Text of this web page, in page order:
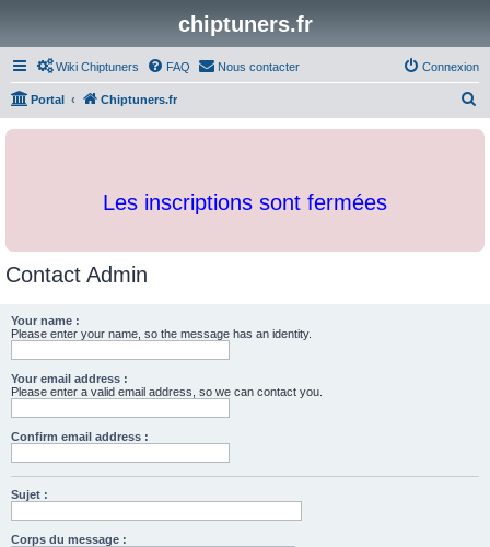
chiptuners.fr
Wiki Chiptuners FAQ Nous contacter Connexion
Portal Chiptuners.fr
c
Les inscriptions sont fermées
Contact Admin
Your name :
Please enter your name, so the message has an identity.
Your email address :
Please enter a valid email address, so we can contact you.
Confirm email address :
Sujet :
Corps du message :